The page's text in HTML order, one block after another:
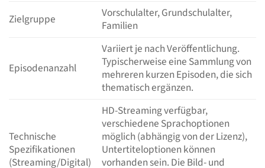
Zielgruppe
Vorschulalter, Grundschulalter,
Familien
Episodenanzahl
Variiert je nach Veröffentlichung.
Typischerweise eine Sammlung von
mehreren kurzen Episoden, die sich
thematisch ergänzen.
Technische
Spezifikationen
(Streaming/Digital)
HD-Streaming verfügbar,
verschiedene Sprachoptionen
möglich (abhängig von der Lizenz),
Untertiteloptionen können
vorhanden sein. Die Bild- und